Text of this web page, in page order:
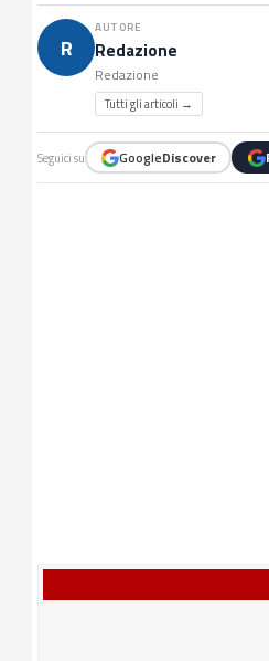
R
AUTORE
Redazione
Redazione
Tutti gli articoli →
Seguici su GoogleDiscover